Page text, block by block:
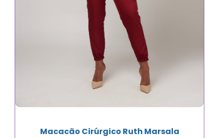
Macacão Cirúrgico Ruth Marsala